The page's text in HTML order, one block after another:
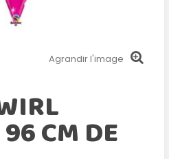
Agrandir l'image
CM DE